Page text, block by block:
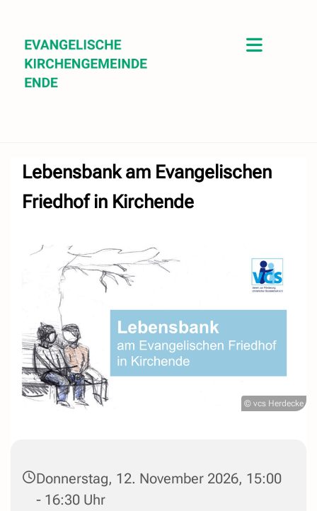
Lebensbank am Evangelischen
Friedhof in Kirchende
© vcs Herdecke
Donnerstag, 12. November 2026, 15:00
- 16:30 Uhr